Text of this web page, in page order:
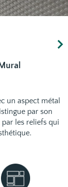
un aspect métal
par son
les reliefs qui